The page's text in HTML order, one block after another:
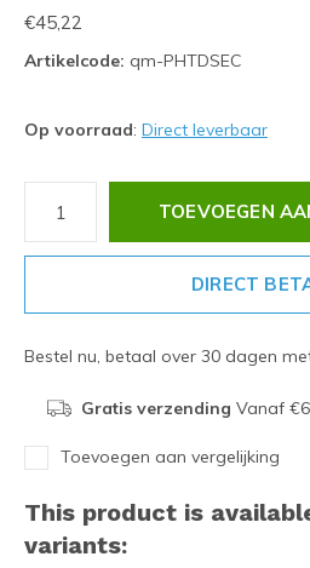
€45,22
Artikelcode: qm-PHTDSEC
Op voorraad: Direct leverbaar
TOEVOEGEN
DIRECT
Bestel nu, betaal over 30 dagen
Gratis verzending Vanaf
Toevoegen aan vergelijking
This product is
variants: